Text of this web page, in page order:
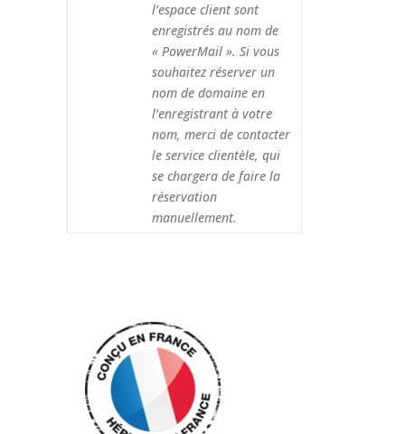
l’espace client sont
enregistrés au nom de
« PowerMail ». Si vous
souhaitez réserver un
nom de domaine en
l’enregistrant à votre
nom, merci de contacter
le service clientèle, qui
se chargera de faire la
réservation
manuellement.